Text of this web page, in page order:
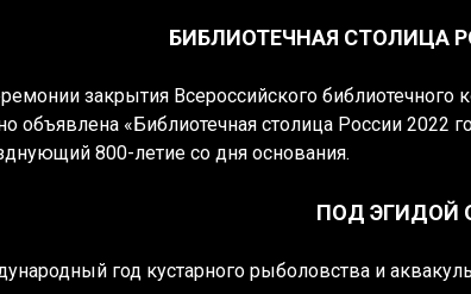
БИБЛИОТЕЧНАЯ СТОЛИЦА
закрытия Всероссийского
объявлена «Библиотечная столица России 2022
800-летие со дня основания.
ПОД ЭГИДОЙ
год кустарного рыболовства и